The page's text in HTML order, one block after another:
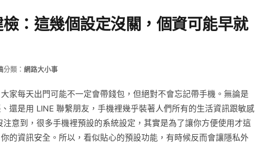
：這幾個設定沒關，個資可能早就
分類： 網路大小事
家每天出門可能不一定會帶錢包，但絕對不會忘記帶手機。無論是
還是用 LINE 聯繫朋友，手機裡幾乎裝著人們所有的生活資訊跟敏感
意到，很多手機裡預設的系統設定，其實是為了讓你方便使用才這
的資訊安全。所以，看似貼心的預設功能，有時候反而會讓隱私外